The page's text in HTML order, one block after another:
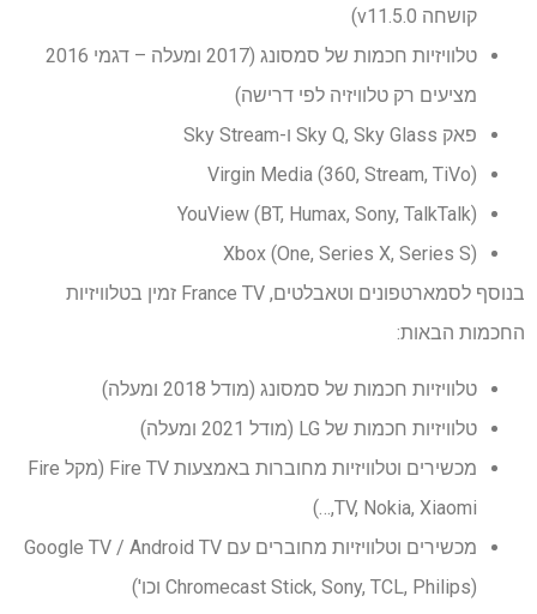
קושחה v11.5.0)
טלוויזיות חכמות של סמסונג (2017 ומעלה – דגמי 2016
מציעים רק טלוויזיה לפי דרישה)
פאק Sky Q, Sky Glass ו-Sky Stream
Virgin Media (360, Stream, TiVo)
YouView (BT, Humax, Sony, TalkTalk)
Xbox (One, Series X, Series S)
בנוסף לסמארטפונים וטאבלטים, France TV זמין בטלוויזיות
החכמות הבאות:
טלוויזיות חכמות של סמסונג (מודל 2018 ומעלה)
טלוויזיות חכמות של LG (מודל 2021 ומעלה)
מכשירים וטלוויזיות מחוברות באמצעות Fire TV (מקל Fire
TV, Nokia, Xiaomi,…)
מכשירים וטלוויזיות מחוברים עם Google TV / Android TV
(Chromecast Stick, Sony, TCL, Philips וכו')